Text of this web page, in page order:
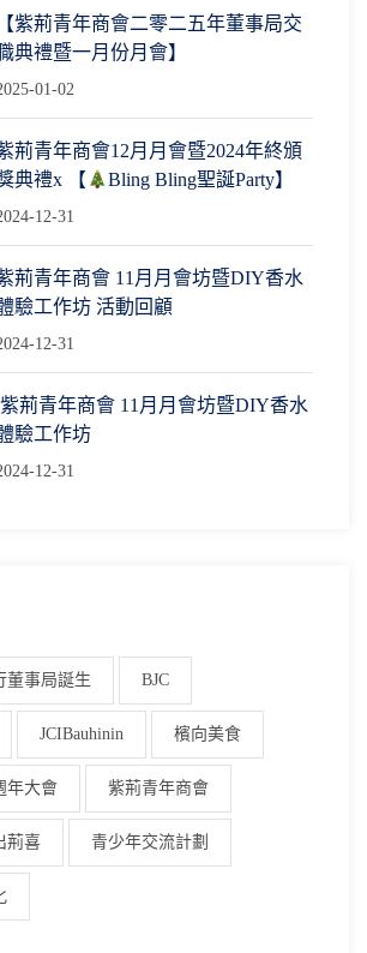
【紫荊青年商會二零二五年董事局交
典禮暨一月份月會】
01-02
荊青年商會12月月會暨2024年終頒
典禮x 【
Bling Bling聖誕Party】
12-31
荊青年商會 11月月會坊暨DIY香水
驗工作坊 活動回顧
12-31
紫荊青年商會 11月月會坊暨DIY香水
驗工作坊
12-31
董事局誕生 BJC
JCIBauhinin 檳向美食
年大會 紫荊青年商會
荊喜 青少年交流計劃